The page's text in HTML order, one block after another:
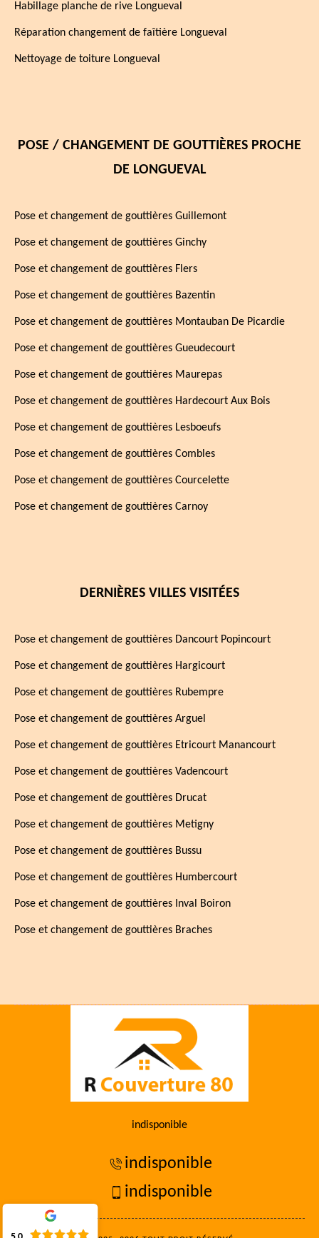
Habillage planche de rive Longueval
Réparation changement de faîtière Longueval
Nettoyage de toiture Longueval
POSE / CHANGEMENT DE GOUTTIÈRES PROCHE
DE LONGUEVAL
Pose et changement de gouttières Guillemont
Pose et changement de gouttières Ginchy
Pose et changement de gouttières Flers
Pose et changement de gouttières Bazentin
Pose et changement de gouttières Montauban De Picardie
Pose et changement de gouttières Gueudecourt
Pose et changement de gouttières Maurepas
Pose et changement de gouttières Hardecourt Aux Bois
Pose et changement de gouttières Lesboeufs
Pose et changement de gouttières Combles
Pose et changement de gouttières Courcelette
Pose et changement de gouttières Carnoy
DERNIÈRES VILLES VISITÉES
Pose et changement de gouttières Dancourt Popincourt
Pose et changement de gouttières Hargicourt
Pose et changement de gouttières Rubempre
Pose et changement de gouttières Arguel
Pose et changement de gouttières Etricourt Manancourt
Pose et changement de gouttières Vadencourt
Pose et changement de gouttières Drucat
Pose et changement de gouttières Metigny
Pose et changement de gouttières Bussu
Pose et changement de gouttières Humbercourt
Pose et changement de gouttières Inval Boiron
Pose et changement de gouttières Braches
indisponible
indisponible
indisponible